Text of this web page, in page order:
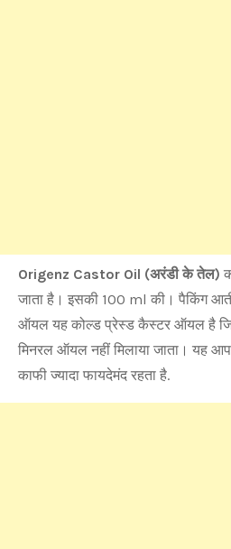
Origenz Castor Oil (अरंडी के तेल)
जाता है। इसकी 100 ml की। पैकिंग
ऑयल यह कोल्ड प्रेस्ड कैस्टर ऑयल है
मिनरल ऑयल नहीं मिलाया जाता। यह
काफी ज्यादा फायदेमंद रहता है.